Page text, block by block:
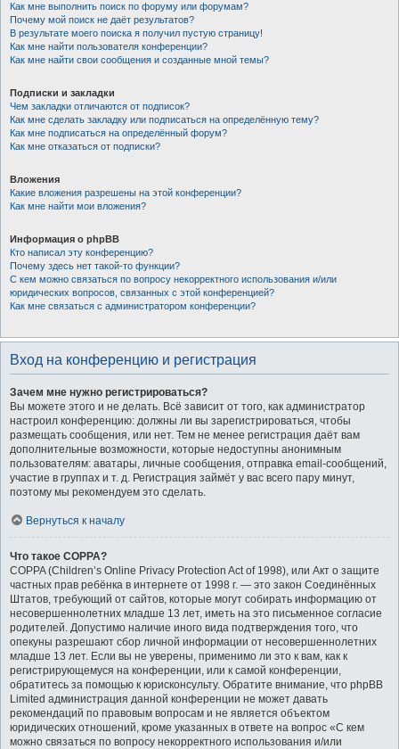
Как мне выполнить поиск по форуму или форумам?
Почему мой поиск не даёт результатов?
В результате моего поиска я получил пустую страницу!
Как мне найти пользователя конференции?
Как мне найти свои сообщения и созданные мной темы?
Подписки и закладки
Чем закладки отличаются от подписок?
Как мне сделать закладку или подписаться на определённую тему?
Как мне подписаться на определённый форум?
Как мне отказаться от подписки?
Вложения
Какие вложения разрешены на этой конференции?
Как мне найти мои вложения?
Информация о phpBB
Кто написал эту конференцию?
Почему здесь нет такой-то функции?
С кем можно связаться по вопросу некорректного использования и/или
юридических вопросов, связанных с этой конференцией?
Как мне связаться с администратором конференции?
Вход на конференцию и регистрация
Зачем мне нужно регистрироваться?
Вы можете этого и не делать. Всё зависит от того, как администратор
настроил конференцию: должны ли вы зарегистрироваться, чтобы
размещать сообщения, или нет. Тем не менее регистрация даёт вам
дополнительные возможности, которые недоступны анонимным
пользователям: аватары, личные сообщения, отправка email-сообщений,
участие в группах и т. д. Регистрация займёт у вас всего пару минут,
поэтому мы рекомендуем это сделать.
Вернуться к началу
Что такое COPPA?
COPPA (Children’s Online Privacy Protection Act of 1998), или Акт о защите
частных прав ребёнка в интернете от 1998 г. — это закон Соединённых
Штатов, требующий от сайтов, которые могут собирать информацию от
несовершеннолетних младше 13 лет, иметь на это письменное согласие
родителей. Допустимо наличие иного вида подтверждения того, что
опекуны разрешают сбор личной информации от несовершеннолетних
младше 13 лет. Если вы не уверены, применимо ли это к вам, как к
регистрирующемуся на конференции, или к самой конференции,
обратитесь за помощью к юрисконсульту. Обратите внимание, что phpBB
Limited администрация данной конференции не может давать
рекомендаций по правовым вопросам и не является объектом
юридических отношений, кроме указанных в ответе на вопрос «С кем
можно связаться по вопросу некорректного использования и/или